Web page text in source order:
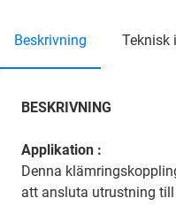
beskrivning
BESKRIVNING
Applikation :
Denna
att ansluta utrustning till